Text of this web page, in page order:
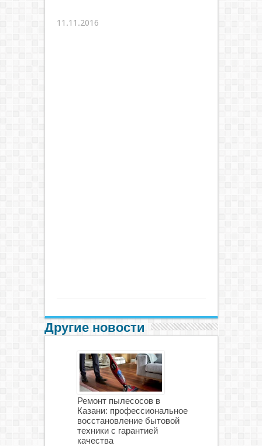
11.11.2016
Другие новости
Ремонт пылесосов в
Казани: профессиональное
восстановление бытовой
техники с гарантией
качества